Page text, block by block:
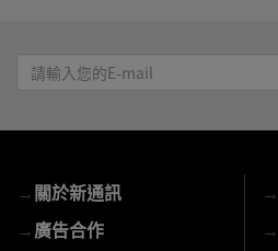
請
輸
E-
mail
→關於新通訊
→廣告合作
→
→